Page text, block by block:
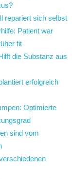
repariert sich selbst
Patient war
fit
die Substanz aus
erfolgreich
Optimierte
sind vom